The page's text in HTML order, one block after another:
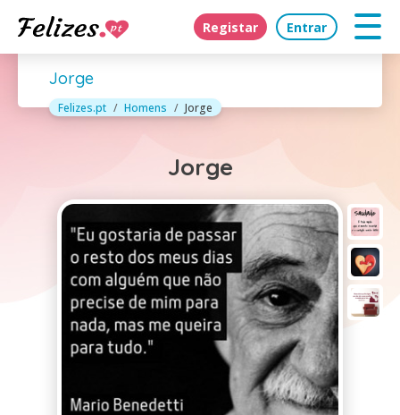
Registar Entrar
Jorge
Felizes.pt Homens Jorge
Jorge